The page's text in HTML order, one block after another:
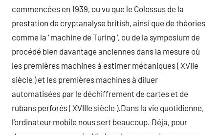
commencées en 1939, ou vu que le Colossus de la
prestation de cryptanalyse british, ainsi que de théories
comme la ‘ machine de Turing ‘, ou de la symposium de
procédé bien davantage anciennes dans la mesure où
les premières machines à estimer mécaniques ( XVIIe
siècle ) et les premières machines à diluer
automatisées par le déchiffrement de cartes et de
rubans perforés ( XVIIIe siècle ).Dans la vie quotidienne,
l’ordinateur mobile nous sert beaucoup. Déjà, pour